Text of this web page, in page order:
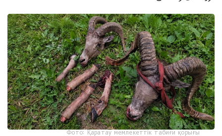
Фото: Қаратау мемлекеттік табиғи қорығы